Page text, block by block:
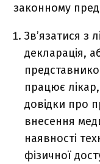
законному
Зв’язатися з
декларація,
працює
довідки про
внесення
наявності
фізичної